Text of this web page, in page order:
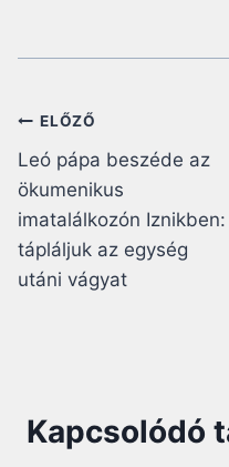
Bejegyzés
navigáció
ELŐZŐ
Leó pápa beszéde az
ökumenikus
imatalálkozón Iznikben:
tápláljuk az egység
utáni vágyat
Kapcsolódó